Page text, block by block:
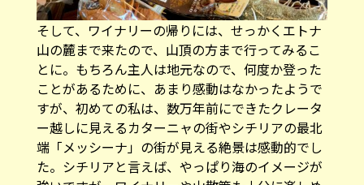
そして、ワイナリーの帰りには、せっかくエトナ
山の麓まで来たので、山頂の方まで行ってみるこ
とに。もちろん主人は地元なので、何度か登った
ことがあるために、あまり感動はなかったようで
すが、初めての私は、数万年前にできたクレータ
ー越しに見えるカターニャの街やシチリアの最北
端「メッシーナ」の街が見える絶景は感動的でし
た。シチリアと言えば、やっぱり海のイメージが